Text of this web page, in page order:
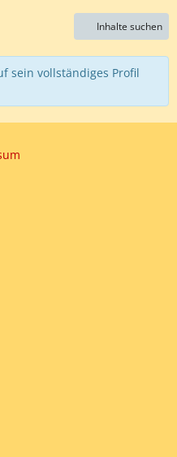
Inhalte suchen
sein vollständiges Profil